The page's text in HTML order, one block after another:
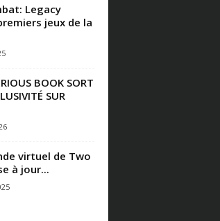
Legacy
jeux de la
BOOK SORT
SUR
virtuel de Two
à jour...